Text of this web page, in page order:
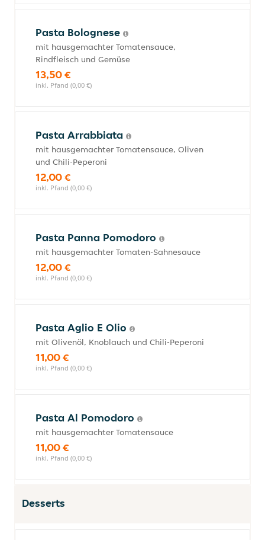
Pasta Bolognese
mit hausgemachter Tomatensauce,
Rindfleisch und Gemüse
13,50 €
inkl. Pfand (0,00 €)
Pasta Arrabbiata
mit hausgemachter Tomatensauce, Oliven
und Chili-Peperoni
12,00 €
inkl. Pfand (0,00 €)
Pasta Panna Pomodoro
mit hausgemachter Tomaten-Sahnesauce
12,00 €
inkl. Pfand (0,00 €)
Pasta Aglio E Olio
mit Olivenöl, Knoblauch und Chili-Peperoni
11,00 €
inkl. Pfand (0,00 €)
Pasta Al Pomodoro
mit hausgemachter Tomatensauce
11,00 €
inkl. Pfand (0,00 €)
Desserts